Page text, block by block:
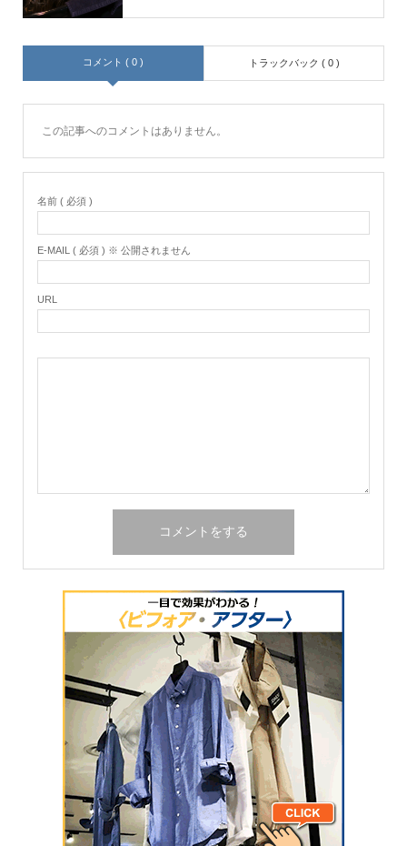
コメント ( 0 ) トラックバック ( 0 )
この記事へのコメントはありません。
名前 ( 必須 )
E-MAIL ( 必須 ) ※ 公開されません
URL